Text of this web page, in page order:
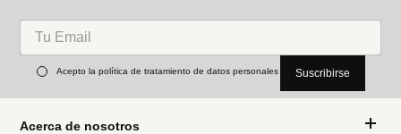
Acepto la política de tratamiento de datos personales Suscribirse
Acerca de nosotros